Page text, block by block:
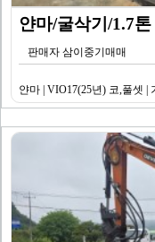
얀마/굴삭기/1.7
판매자 삼이중기매매
얀마 | VIO17(25년) 코,풀셋 |